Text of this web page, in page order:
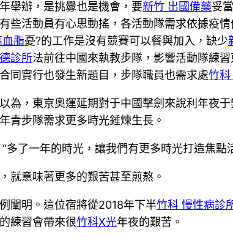
舉辦，是挑釁也是機會，要新竹 出國備藥妥
些活動員有心思動搖，各活動隊需求依據疫
脂憂?的工作是沒有競賽可以餐與加入，缺少
診所法前往中國來執教步隊，影響活動隊練
同實行也發生新題目，步隊職員也需求處竹
為，東京奧運延期對于中國擊劍來說利年夜
青步隊需求更多時光錘煉生長。
多了一年的時光，讓我們有更多時光打造焦點
就意味著更多的艱苦甚至煎熬。
闡明。這位宿將從2018年下半竹科 慢性病診
練習會帶來很竹科X光年夜的艱苦。